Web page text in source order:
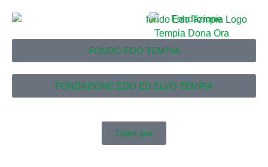
FONDO EDO TEMPIA
FONDAZIONE EDO ED ELVO TEMPIA
Dona ora